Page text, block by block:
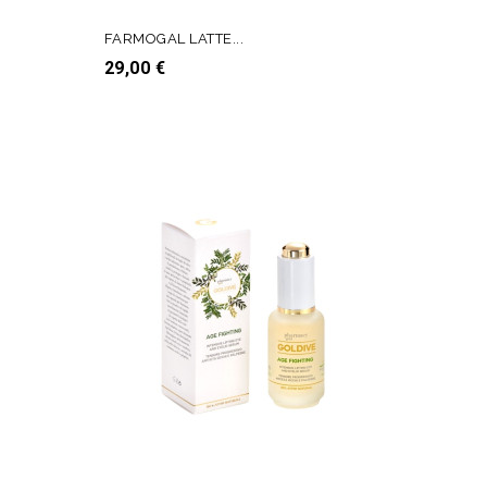
FARMOGAL LATTE...
Prezzo
29,00 €
AGGIUNGI AL CARRELLO